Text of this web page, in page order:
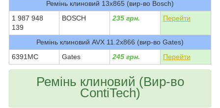
Ремінь клиновий 13х865 (вир-во Bosch)
1 987 948
139
BOSCH 235 грн. Перейти
Ремінь клиновий AVX 11.2х866 (вир-во Gates)
6391MC
Gates 245 грн. Перейти
Ремінь клиновий (Вир-во
ContiTech)